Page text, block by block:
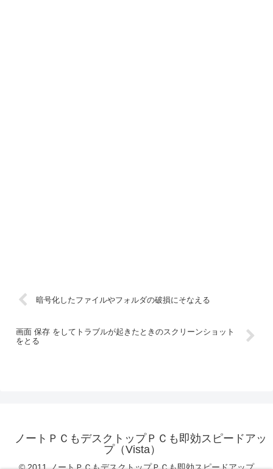
暗号化したファイルやフォルダの破損にそなえる
画面 保存 をしてトラブルが起きたときのスクリーンショット
をとる
ノートＰＣもデスクトップＰＣも即効スピードアッ
プ（Vista）